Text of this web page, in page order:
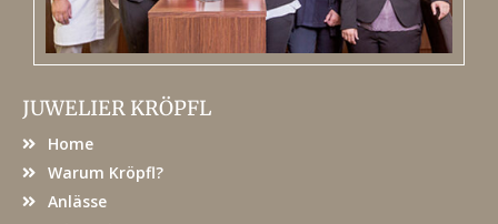
JUWELIER KRÖPFL
Home
Warum Kröpfl?
Anlässe